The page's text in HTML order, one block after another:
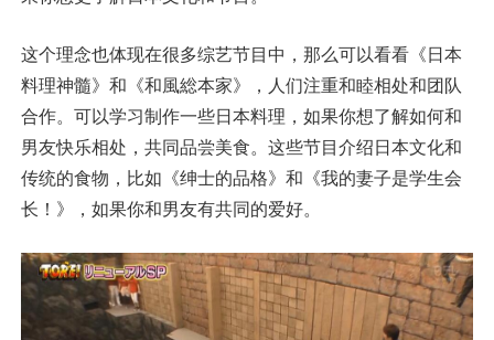
这个理念也体现在很多综艺节目中，那么可以看看《日本
料理神髓》和《和風総本家》，人们注重和睦相处和团队
合作。可以学习制作一些日本料理，如果你想了解如何和
男友快乐相处，共同品尝美食。这些节目介绍日本文化和
传统的食物，比如《绅士的品格》和《我的妻子是学生会
长！》，如果你和男友有共同的爱好。